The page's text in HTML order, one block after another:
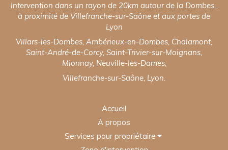
Intervention dans un rayon de 20km autour de la Dombes ,
à proximité de Villefranche-sur-Saône et aux portes de
Lyon
Villars-les-Dombes, Ambérieux-en-Dombes, Chalamont,
Saint-André-de-Corcy, Saint-Trivier-sur-Moignans,
Mionnay, Neuville-les-Dames,
Villefranche-sur-Saône, Lyon.
Accueil
A propos
Services pour propriétaire